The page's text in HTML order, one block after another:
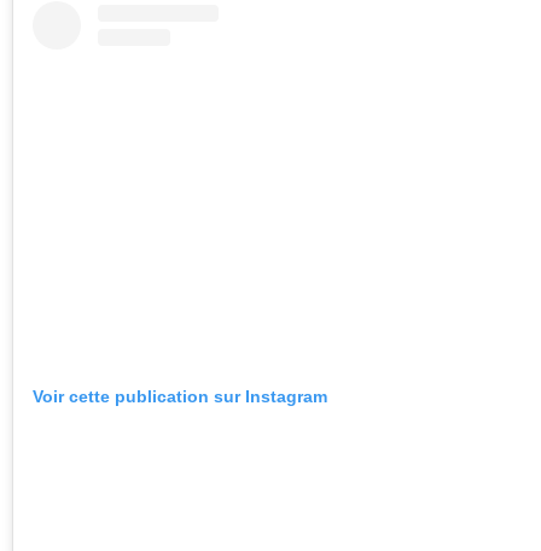
Voir cette publication sur Instagram